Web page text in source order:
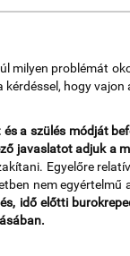
milyen problémát
hogy vajon
a szülés módját
javaslatot adjuk a
Egyelőre
nem egyértelmű
idő előtti